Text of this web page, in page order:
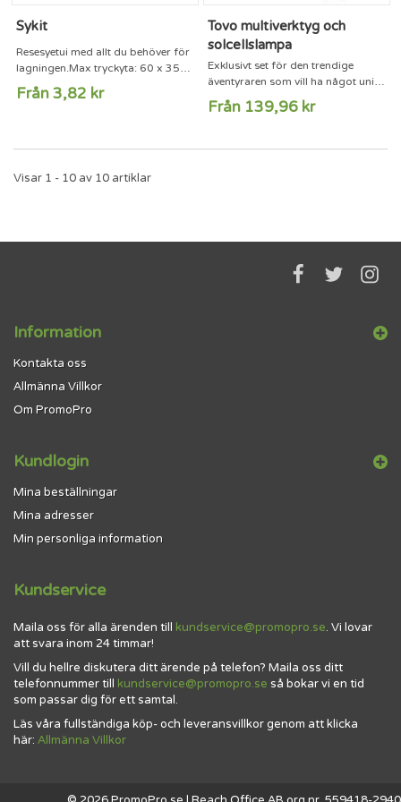
Sykit
Resesyetui med allt du behöver för
lagningen.Max tryckyta: 60 x 35
mmFärg: vit
Från 3,82 kr
Tovo multiverktyg och
solcellslampa
Exklusivt set för den trendige
äventyraren som vill ha något unikt.
Multiverktyget har rostfria verktyg
och den miljösmarta ficklampan
fast produkterna på ryggsäcken
Från 139,96 kr
Visar 1 - 10 av 10 artiklar
Information
Kontakta oss
Allmänna Villkor
Om PromoPro
Kundlogin
Mina beställningar
Mina adresser
Min personliga information
Kundservice
Maila oss för alla ärenden till kundservice@promopro.se. Vi lovar
att svara inom 24 timmar!
Vill du hellre diskutera ditt ärende på telefon? Maila oss ditt
telefonnummer till kundservice@promopro.se så bokar vi en tid
som passar dig för ett samtal.
Läs våra fullständiga köp- och leveransvillkor genom att klicka
här: Allmänna Villkor